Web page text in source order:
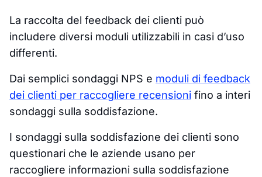
La raccolta del feedback dei clienti può
includere diversi moduli utilizzabili in casi d’uso
differenti.
Dai semplici sondaggi NPS e moduli di feedback
dei clienti per raccogliere recensioni fino a interi
sondaggi sulla soddisfazione.
I sondaggi sulla soddisfazione dei clienti sono
questionari che le aziende usano per
raccogliere informazioni sulla soddisfazione